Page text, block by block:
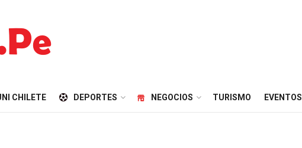
CHILETE DEPORTES NEGOCIOS TURISMO EVENTOS